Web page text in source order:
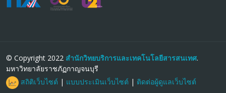
© Copyright 2022 สำนักวิทยบริการและเทคโนโลยีสารสนเทศ.
มหาวิทยาลัยราชภัฏกาญจนบุรี
สถิติเว็บไซต์ | แบบประเมินเว็บไซต์ | ติดต่อผู้ดูแลเว็บไซต์